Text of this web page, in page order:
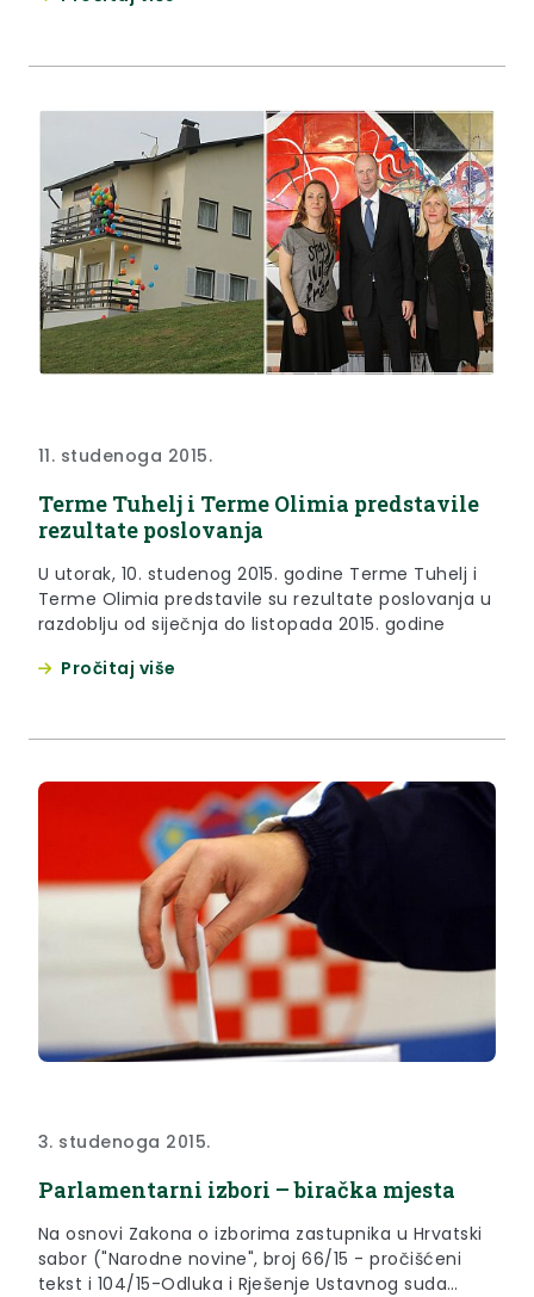
11. studenoga 2015.
Terme Tuhelj i Terme Olimia predstavile
rezultate poslovanja
U utorak, 10. studenog 2015. godine Terme Tuhelj i
Terme Olimia predstavile su rezultate poslovanja u
razdoblju od siječnja do listopada 2015. godine
Pročitaj više
3. studenoga 2015.
Parlamentarni izbori – biračka mjesta
Na osnovi Zakona o izborima zastupnika u Hrvatski
sabor ("Narodne novine", broj 66/15 - pročišćeni
tekst i 104/15-Odluka i Rješenje Ustavnog suda